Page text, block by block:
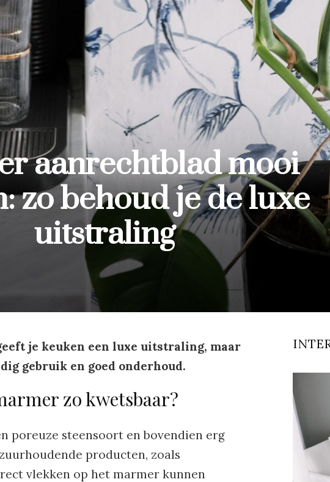
aanrechtblad mooi
zo behoud je de luxe
uitstraling
je keuken een luxe uitstraling, maar
gebruik en goed onderhoud.
zo kwetsbaar?
poreuze steensoort en bovendien erg
producten, zoals
vlekken op het marmer kunnen